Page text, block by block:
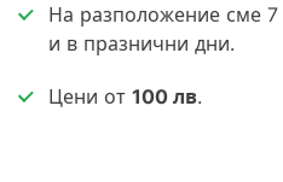
На разположение сме 7
и в празнични дни.
Цени от 100 лв.